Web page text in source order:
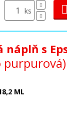
ks
s
purpurová)
ML